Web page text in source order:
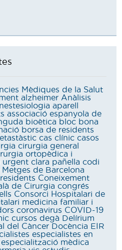
Mèdiques de la Salut
alzheimer Anàlisis
aparell
associació espanyola de
bioètica bloc bona
borsa de residents
cas clínic casos
cirurgia general
ortopèdica i
urgent clara pañella codi
Metges de Barcelona
Coneixement
de Cirurgia congrés
Consorci Hospitalari de
medicina familiar i
coronavirus COVID-19
cursos degà Delírium
del Càncer Docència EIR
especialistes en
especialització mèdica